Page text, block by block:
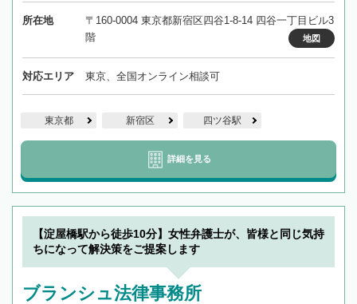
所在地
〒160-0004 東京都新宿区四谷1-8-14 四谷一丁目ビル3
階
地図
対応エリア 東京、全国オンライン相談可
東京都 新宿区 四ツ谷駅
詳細を見る
【淀屋橋駅から徒歩10分】女性弁護士が、皆様と同じ気持
ちになって解決策をご提案します
ブランシュ法律事務所